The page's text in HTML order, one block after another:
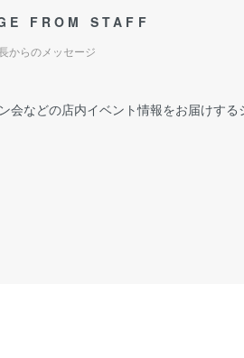
FROM STAFF
からのメッセージ
などの店内イベント情報をお届けする